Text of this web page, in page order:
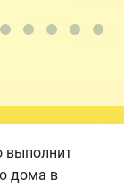
выполнит
дома в